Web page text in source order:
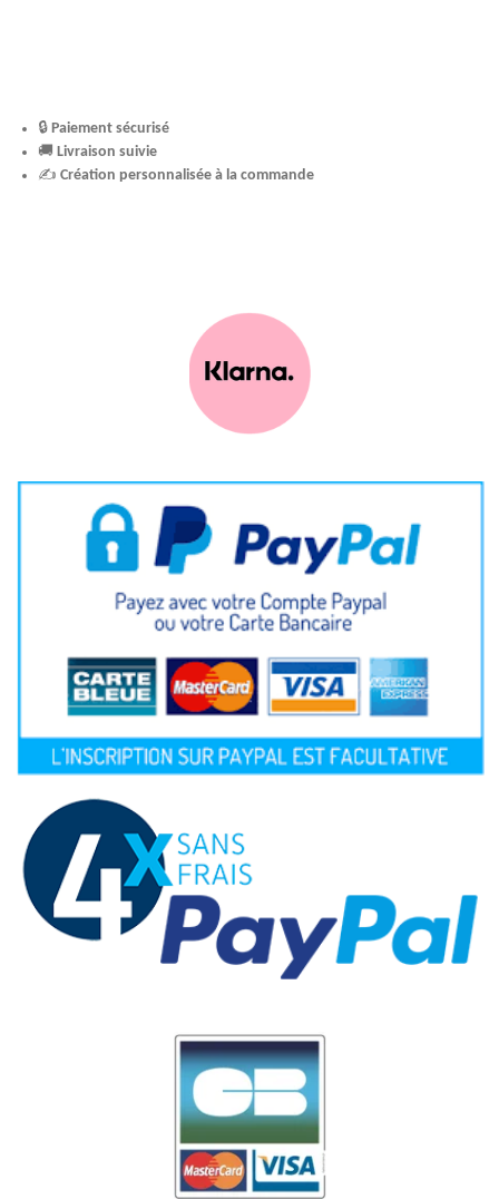
🔒Paiement sécurisé
🚚 Livraison suivie
✍️ Création personnalisée à la commande